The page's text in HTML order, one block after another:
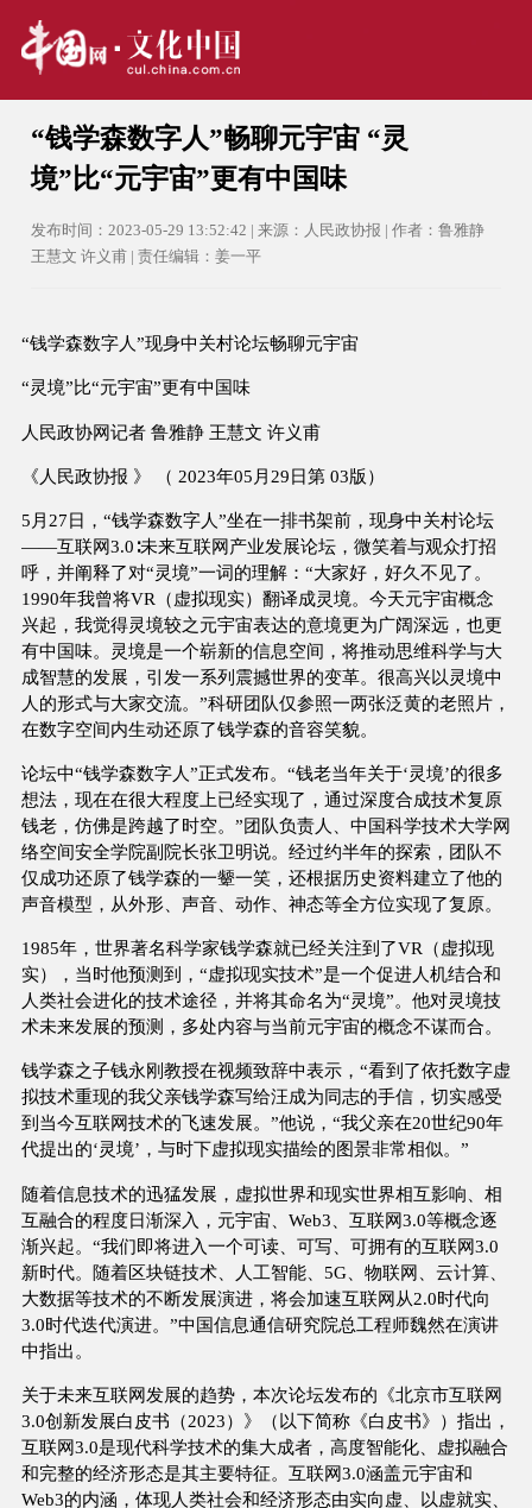
“钱学森数字人”畅聊元宇宙 “灵
境”比“元宇宙”更有中国味
发布时间：2023-05-29 13:52:42 | 来源：人民政协报 | 作者：鲁雅静
王慧文 许义甫 | 责任编辑：姜一平
“钱学森数字人”现身中关村论坛畅聊元宇宙
“灵境”比“元宇宙”更有中国味
人民政协网记者 鲁雅静 王慧文 许义甫
《人民政协报 》 （ 2023年05月29日第 03版）
5月27日，“钱学森数字人”坐在一排书架前，现身中关村论坛
——互联网3.0∶未来互联网产业发展论坛，微笑着与观众打招
呼，并阐释了对“灵境”一词的理解：“大家好，好久不见了。
1990年我曾将VR（虚拟现实）翻译成灵境。今天元宇宙概念
兴起，我觉得灵境较之元宇宙表达的意境更为广阔深远，也更
有中国味。灵境是一个崭新的信息空间，将推动思维科学与大
成智慧的发展，引发一系列震撼世界的变革。很高兴以灵境中
人的形式与大家交流。”科研团队仅参照一两张泛黄的老照片，
在数字空间内生动还原了钱学森的音容笑貌。
论坛中“钱学森数字人”正式发布。“钱老当年关于‘灵境’的很多
想法，现在在很大程度上已经实现了，通过深度合成技术复原
钱老，仿佛是跨越了时空。”团队负责人、中国科学技术大学网
络空间安全学院副院长张卫明说。经过约半年的探索，团队不
仅成功还原了钱学森的一颦一笑，还根据历史资料建立了他的
声音模型，从外形、声音、动作、神态等全方位实现了复原。
1985年，世界著名科学家钱学森就已经关注到了VR（虚拟现
实），当时他预测到，“虚拟现实技术”是一个促进人机结合和
人类社会进化的技术途径，并将其命名为“灵境”。他对灵境技
术未来发展的预测，多处内容与当前元宇宙的概念不谋而合。
钱学森之子钱永刚教授在视频致辞中表示，“看到了依托数字虚
拟技术重现的我父亲钱学森写给汪成为同志的手信，切实感受
到当今互联网技术的飞速发展。”他说，“我父亲在20世纪90年
代提出的‘灵境’，与时下虚拟现实描绘的图景非常相似。”
随着信息技术的迅猛发展，虚拟世界和现实世界相互影响、相
互融合的程度日渐深入，元宇宙、Web3、互联网3.0等概念逐
渐兴起。“我们即将进入一个可读、可写、可拥有的互联网3.0
新时代。随着区块链技术、人工智能、5G、物联网、云计算、
大数据等技术的不断发展演进，将会加速互联网从2.0时代向
3.0时代迭代演进。”中国信息通信研究院总工程师魏然在演讲
中指出。
关于未来互联网发展的趋势，本次论坛发布的《北京市互联网
3.0创新发展白皮书（2023）》（以下简称《白皮书》）指出，
互联网3.0是现代科学技术的集大成者，高度智能化、虚拟融合
和完整的经济形态是其主要特征。互联网3.0涵盖元宇宙和
Web3的内涵，体现人类社会和经济形态由实向虚、以虚就实、